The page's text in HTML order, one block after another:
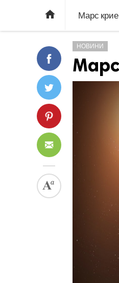
 Марс
НОВИНИ